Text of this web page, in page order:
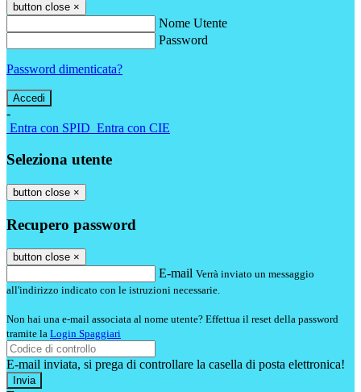
button close ×
Nome Utente
Password
Password dimenticata?
-
Entra con SPID Entra con CIE
Seleziona utente
button close ×
Recupero password
button close ×
E-mail Verrà inviato un messaggio
all'indirizzo indicato con le istruzioni necessarie.
Non hai una e-mail associata al nome utente? Effettua il reset della password
tramite la Login Spaggiari
E-mail inviata, si prega di controllare la casella di posta elettronica!